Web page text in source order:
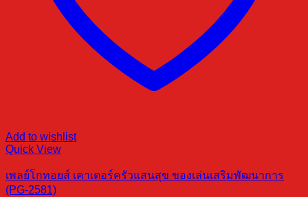
Add to wishlist
Quick View
เพลย์โกทอยส์ เคาเตอร์ครัวแสนสุข ของเล่นเสริมพัฒนาการ
(PG-2581)